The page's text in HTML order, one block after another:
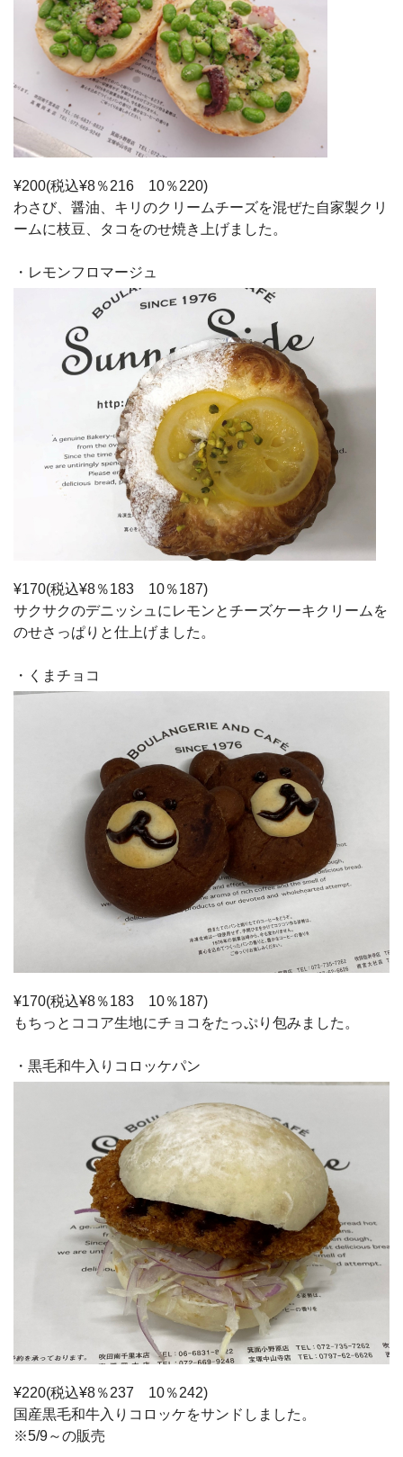
¥200(税込¥8％216 10％220)
わさび、醤油、キリのクリームチーズを混ぜた自家製クリ
ームに枝豆、タコをのせ焼き上げました。
・レモンフロマージュ
¥170(税込¥8％183 10％187)
サクサクのデニッシュにレモンとチーズケーキクリームを
のせさっぱりと仕上げました。
・くまチョコ
¥170(税込¥8％183 10％187)
もちっとココア生地にチョコをたっぷり包みました。
・黒毛和牛入りコロッケパン
¥220(税込¥8％237 10％242)
国産黒毛和牛入りコロッケをサンドしました。
※5/9～の販売